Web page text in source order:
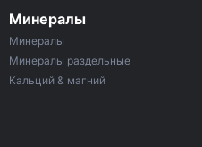
Минералы
Минералы
Минералы раздельные
Кальций & магний